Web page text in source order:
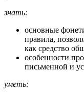
знать:
основные
правила,
как средство
особенности
письменной и
уметь: